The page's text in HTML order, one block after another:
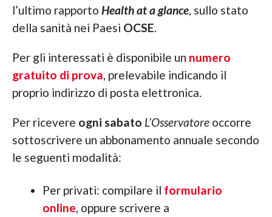
l’ultimo rapporto Health at a glance, sullo stato
della sanità nei Paesi OCSE
Per gli interessati è disponibile un numero
gratuito di prova , prelevabile indicando il
proprio indirizzo di posta elettronica.
Per ricevere ogni sabato L’Osservatoreoccorre
sottoscrivere un abbonamento annuale secondo
le seguenti modalità:
Per privati: compilare il formulario
online , oppure scrivere a